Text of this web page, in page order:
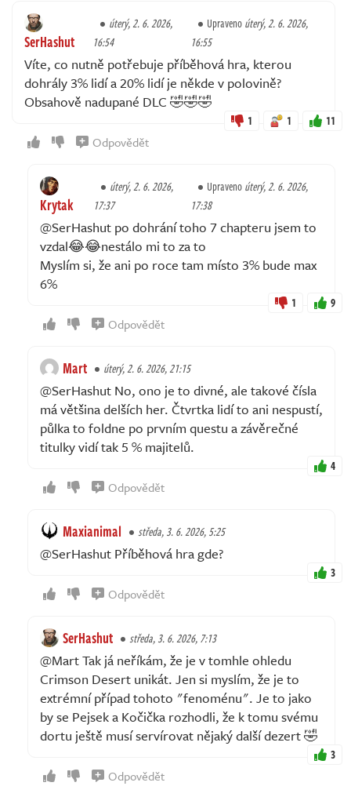
SerHashut
úterý, 2. 6. 2026,
16:54
Upravenoúterý, 2. 6. 2026,
16:55
Víte, co nutně potřebuje příběhová hra, kterou
dohrály 3% lidí a 20% lidí je někde v polovině?
Obsahově nadupané DLC 🤣🤣🤣
1 1 11
Odpovědět
Krytak
úterý, 2. 6. 2026,
17:37
Upravenoúterý, 2. 6. 2026,
17:38
@SerHashut po dohrání toho 7 chapteru jsem to
vzdal😂😂nestálo mi to za to
Myslím si, že ani po roce tam místo 3% bude max
6%
1 9
Odpovědět
Mart úterý, 2. 6. 2026, 21:15
@SerHashut No, ono je to divné, ale takové čísla
má většina delších her. Čtvrtka lidí to ani nespustí,
půlka to foldne po prvním questu a závěrečné
titulky vidí tak 5 % majitelů.
4
Odpovědět
Maxianimal středa, 3. 6. 2026, 5:25
@SerHashut Příběhová hra gde?
3
Odpovědět
SerHashut středa, 3. 6. 2026, 7:13
@Mart Tak já neříkám, že je v tomhle ohledu
Crimson Desert unikát. Jen si myslím, že je to
extrémní případ tohoto "fenoménu". Je to jako
by se Pejsek a Kočička rozhodli, že k tomu svému
dortu ještě musí servírovat nějaký další dezert 🤣
3
Odpovědět